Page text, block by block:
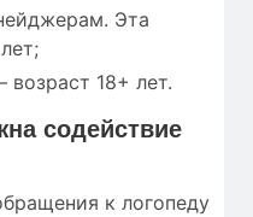
Эта
18+ лет.
содействие
к логопеду